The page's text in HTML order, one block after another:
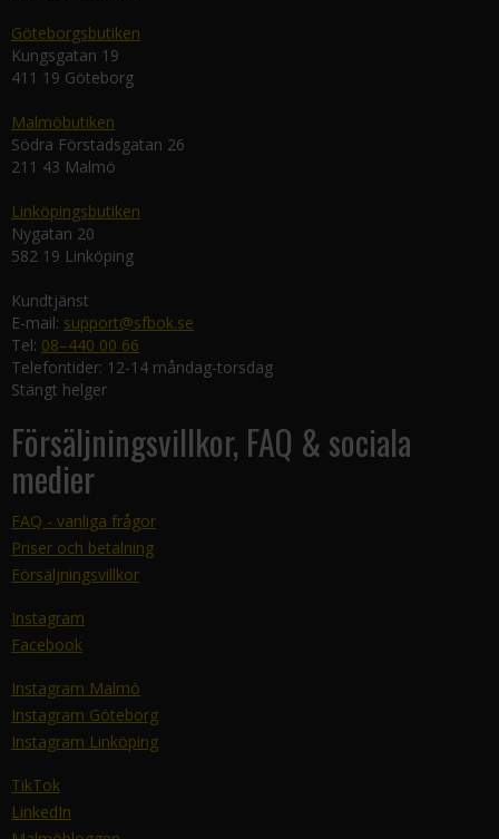
Göteborgsbutiken
Kungsgatan 19
411 19 Göteborg
Malmöbutiken
Södra Förstadsgatan 26
211 43 Malmö
Linköpingsbutiken
Nygatan 20
582 19 Linköping
Kundtjänst
E-mail: support@sfbok.se
Tel: 08–440 00 66
Telefontider: 12-14 måndag-torsdag
Stängt helger
Försäljningsvillkor, FAQ & sociala
medier
FAQ - vanliga frågor
Priser och betalning
Försäljningsvillkor
Instagram
Facebook
Instagram Malmö
Instagram Göteborg
Instagram Linköping
TikTok
LinkedIn